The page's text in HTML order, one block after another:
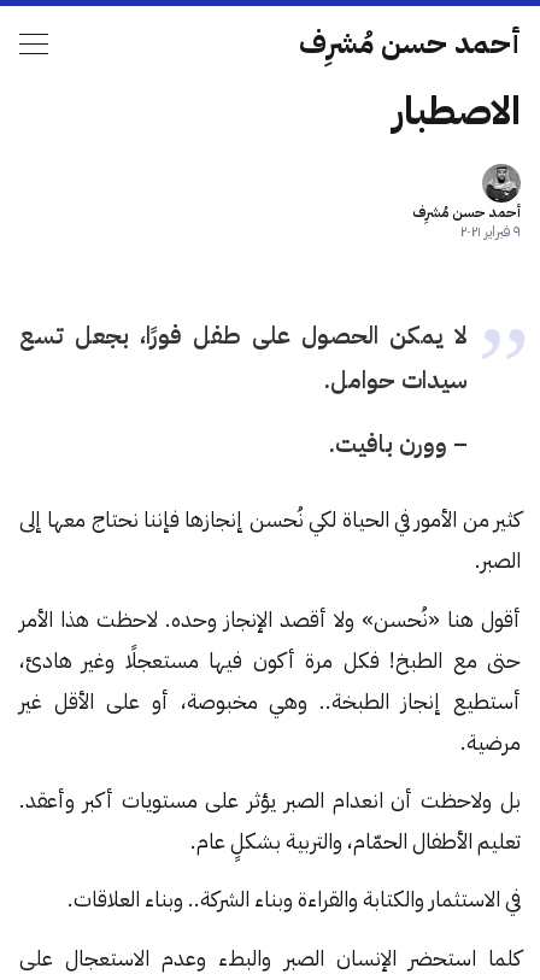
أحمد حسن مُشرِف
الاصطبار
أحمد حسن مُشرِف
٩ فبراير ٢٠٢١
لا يمكن الحصول على طفل فورًا، بجعل تسع
سيدات حوامل.
– وورن بافيت.
كثير من الأمور في الحياة لكي نُحسن إنجازها فإننا نحتاج معها إلى
الصبر.
أقول هنا «نُحسن» ولا أقصد الإنجاز وحده. لاحظت هذا الأمر
حتى مع الطبخ! فكل مرة أكون فيها مستعجلًا وغير هادئ،
أستطيع إنجاز الطبخة.. وهي مخبوصة، أو على الأقل غير
مرضية.
بل ولاحظت أن انعدام الصبر يؤثر على مستويات أكبر وأعقد.
تعليم الأطفال الحمّام، والتربية بشكلٍ عام.
في الاستثمار والكتابة والقراءة وبناء الشركة.. وبناء العلاقات.
كلما استحضر الإنسان الصبر والبطء وعدم الاستعجال على